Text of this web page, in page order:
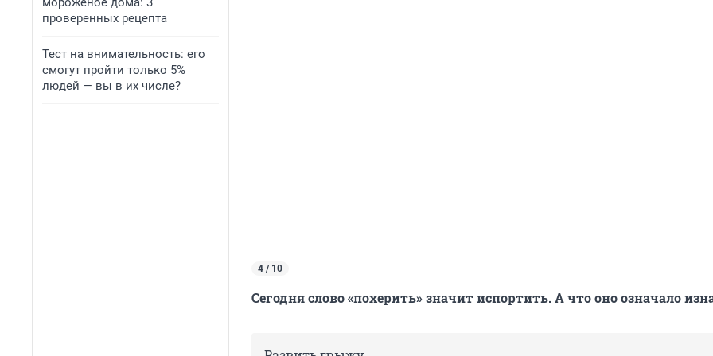
проверенных рецепта
Тест на внимательность: его
смогут пройти только 5%
людей — вы в их числе?
4 / 10
Сегодня слово «похерить» значит испортить. А что оно означало